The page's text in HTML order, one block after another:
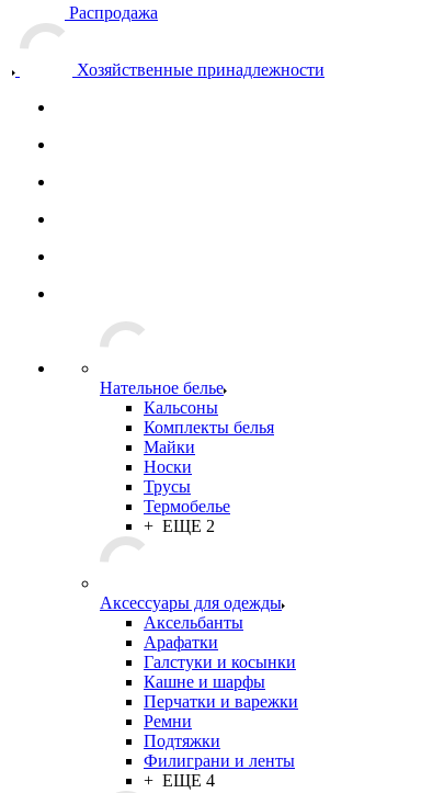
Подарки
Хиты сезона
Распродажа
Хозяйственные принадлежности